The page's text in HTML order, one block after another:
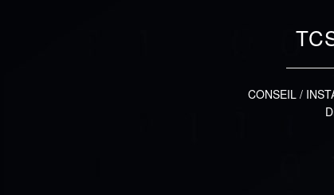
CONSEIL /